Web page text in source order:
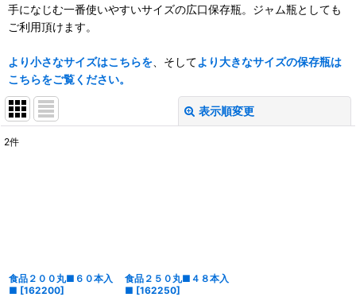
手になじむ一番使いやすいサイズの広口保存瓶。ジャム瓶としても
ご利用頂けます。
より小さなサイズはこちらを 、そしてより大きなサイズの保存瓶は
こちらをご覧ください。
表示順変更
2件
食品２００丸■６０本入
■ [162200]
食品２５０丸■４８本入
■ [162250]